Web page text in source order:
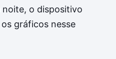
noite, o dispositivo
gráficos nesse